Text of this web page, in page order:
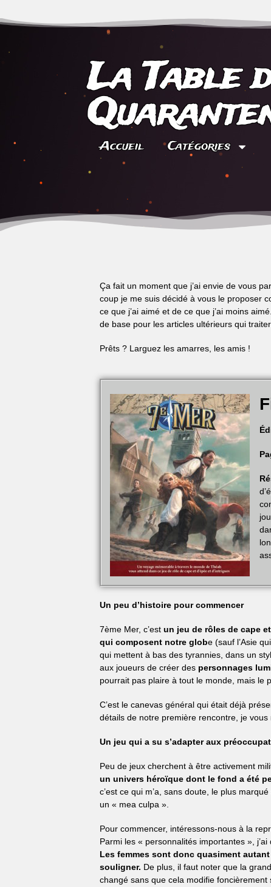
La Table
Accueil Catégories
Ça fait un moment que j’ai envie de vous
coup je me suis décidé à vous le proposer
ce que j’ai aimé et de ce que j’ai moins
de base pour les articles ultérieurs qui
Prêts ? Larguez les amarres, les amis !
Un peu d’histoire pour commencer
7ème Mer, c’estun jeu de rôles de cape
qui composent notre globe (sauf l’Asie
qui mettent à bas des tyrannies, dans un
aux joueurs de créer des personnages
pourrait pas plaire à tout le monde, mais le
C’est le canevas général qui était déjà
détails de notre première rencontre, je
Un jeu qui a su s’adapter aux
Peu de jeux cherchent à être activement
un univers héroïque dont le fond a été
c’est ce qui m’a, sans doute, le plus
un« mea culpa ».
Pour commencer, intéressons-nous à la
Parmi les « personnalités importantes »,
Les femmes sont donc quasiment
souligner. De plus, il faut noter que la
changé sans que cela modifie